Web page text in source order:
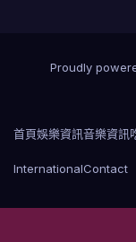
Proudly
首頁娛樂資訊音樂資訊
InternationalContact